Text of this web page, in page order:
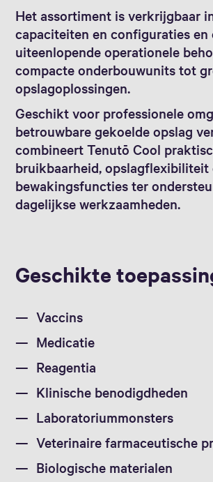
Het assortiment is verkrijgbaar
capaciteiten en configuraties
uiteenlopende operationele
compacte onderbouwunits tot
opslagoplossingen.
Geschikt voor professionele
betrouwbare gekoelde opslag
combineert Tenutō Cool
bruikbaarheid, opslagflexibiliteit
bewakingsfuncties ter
dagelijkse werkzaamheden.
Geschikte
Vaccins
Medicatie
Reagentia
Klinische benodigdheden
Laboratoriummonsters
Veterinaire farmaceutische
Biologische materialen